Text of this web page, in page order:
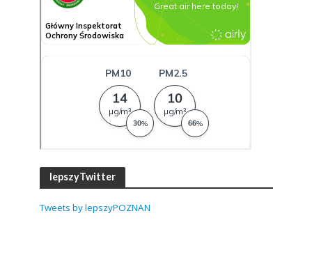
lepszyTwitter
Tweets by lepszyPOZNAN